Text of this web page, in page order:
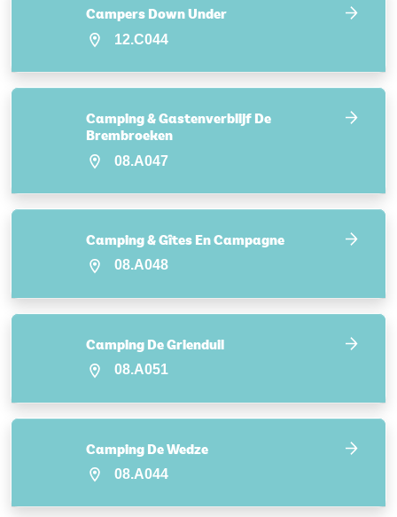
Campers Down Under
12.C044
Camping & Gastenverblijf De
Brembroeken
08.A047
Camping & Gîtes En Campagne
08.A048
Camping De Grienduil
08.A051
Camping De Wedze
08.A044